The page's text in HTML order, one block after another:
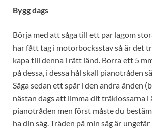
Bygg dags
Börja med att såga till ett par lagom
har fått tag i motorbocksstav så är det
kapa till denna i rätt länd. Borra ett 5
på dessa, i dessa hål skall pianotråden
Såga sedan ett spår i den andra änden
nästan dags att limma dit träklossarna i
pianotråden men först måste du
ha din såg. Tråden på min såg är